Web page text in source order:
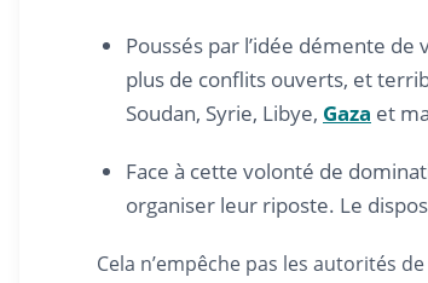
Poussés par l’idée démente
plus de conflits ouverts, et
Soudan, Syrie, Libye, Gaza et
Face à cette volonté de
organiser leur riposte. Le
Cela n’empêche pas les autorités